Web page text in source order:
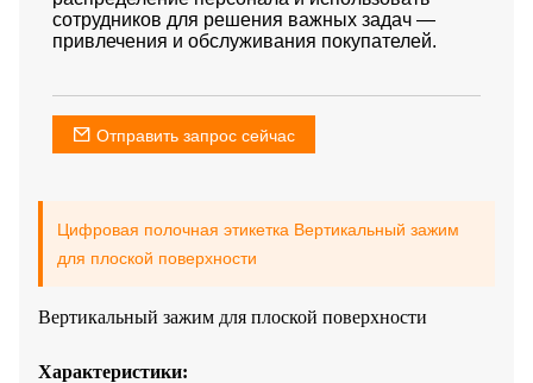
сотрудников для решения важных задач —
привлечения и обслуживания покупателей.
Отправить запрос сейчас
Цифровая полочная этикетка Вертикальный зажим
для плоской поверхности
Вертикальный зажим для плоской поверхности
Характеристики: